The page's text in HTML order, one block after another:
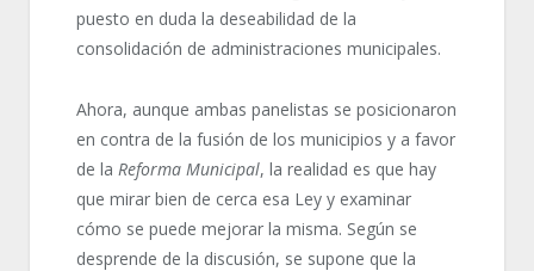
puesto en duda la deseabilidad de la
consolidación de administraciones municipales.
Ahora, aunque ambas panelistas se posicionaron
en contra de la fusión de los municipios y a favor
de la Reforma Municipal, la realidad es que hay
que mirar bien de cerca esa Ley y examinar
cómo se puede mejorar la misma. Según se
desprende de la discusión, se supone que la